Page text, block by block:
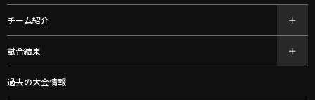
チーム紹介
試合結果
過去の大会情報